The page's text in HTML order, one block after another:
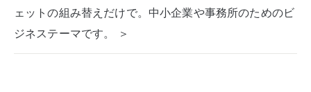
ェットの組み替えだけで。中小企業や事務所のためのビ
ジネステーマです。 ＞